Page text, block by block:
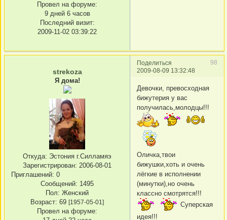
Провел на форуме:
9 дней 6 часов
Последний визит:
2009-11-02 03:39:22
Поделиться
98
2009-08-09 13:32:48
strekoza
Я дома!
Откуда: Эстония г.Силламяэ
Зарегистрирован: 2006-08-01
Приглашений: 0
Сообщений: 1495
Пол: Женский
Возраст: 69 [1957-05-01]
Провел на форуме:
Девочки, превосходная
бижутерия у вас
получилась,молодцы!!!
Оличка,твои
бижушки,хоть и очень
лёгкие в исполнении
(минутки),но очень
классно смотрятся!!!
Суперская
идея!!!